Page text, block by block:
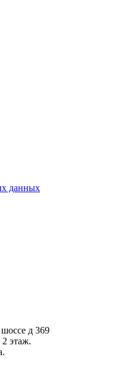
данных
д 369
этаж.